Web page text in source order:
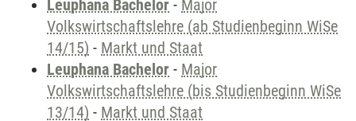
Leuphana Bachelor - Major
Volkswirtschaftslehre (ab Studienbeginn WiSe
14/15) - Markt und Staat
Leuphana Bachelor - Major
Volkswirtschaftslehre (bis Studienbeginn WiSe
13/14) - Markt und Staat